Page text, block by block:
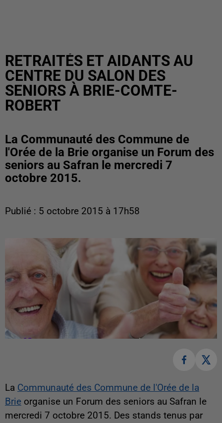
RETRAITÉS ET AIDANTS AU
CENTRE DU SALON DES
SENIORS À BRIE-COMTE-
ROBERT
La Communauté des Commune de
l'Orée de la Brie organise un Forum des
seniors au Safran le mercredi 7
octobre 2015.
Publié : 5 octobre 2015 à 17h58
La Communauté des Commune de l'Orée de la
Brie organise un Forum des seniors au Safran le
mercredi 7 octobre 2015. Des stands tenus par